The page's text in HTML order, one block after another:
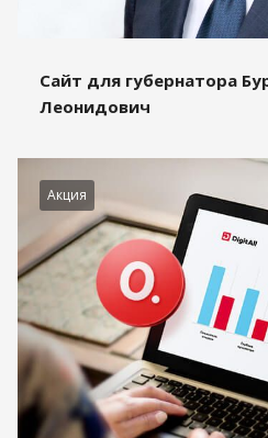
Сайт для губернатора
Леонидович
Акция